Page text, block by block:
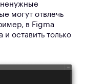
могут отвлечь
в Figma
оставить только